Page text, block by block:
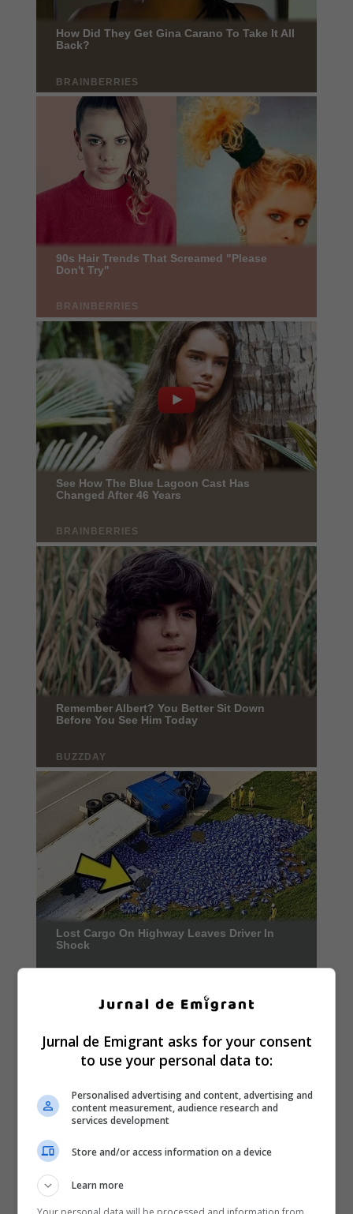
Jurnal de Emigrant asks for your consent
to use your personal data to:
Personalised advertising and content, advertising and
content measurement, audience research and
services development
Store and/or access information on a device
Learn more